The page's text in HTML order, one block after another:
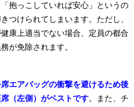
抱っこしていれば安心」というの
つけられてしまいます。ただし、
康上適当でない場合、定員の都合
が免除されます。
エアバッグの衝撃を避けるため後
（左側）がベストです。また、チ